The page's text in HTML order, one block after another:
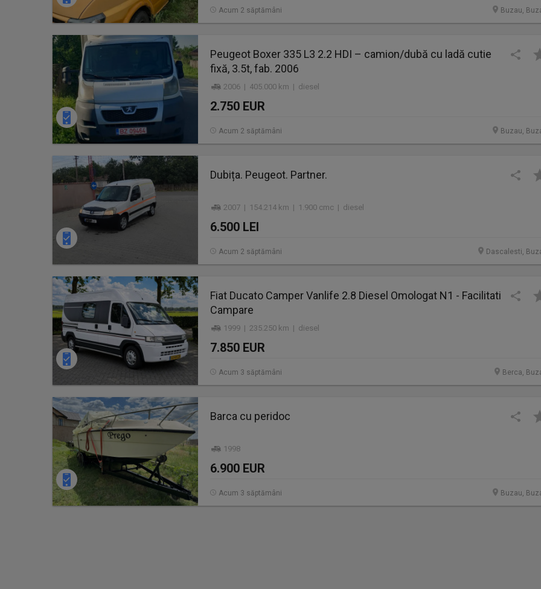
Buzau,
Acum 2 săptămâni
Peugeot Boxer 335 L3 2.2 HDI – camion/dubă cu ladă cutie
fixă, 3.5t, fab. 2006
2006 | 405.000 km | diesel
2.750 EUR
Buzau,
Acum 2 săptămâni
Dubița. Peugeot. Partner.
2007 | 154.214 km | 1.900 cmc | diesel
6.500 LEI
Dascalesti,
Acum 2 săptămâni
Fiat Ducato Camper Vanlife 2.8 Diesel Omologat N1 - Facilitati
Campare
1999 | 235.250 km | diesel
7.850 EUR
Berca,
Acum 3 săptămâni
Barca cu peridoc
1998
6.900 EUR
Buzau,
Acum 3 săptămâni